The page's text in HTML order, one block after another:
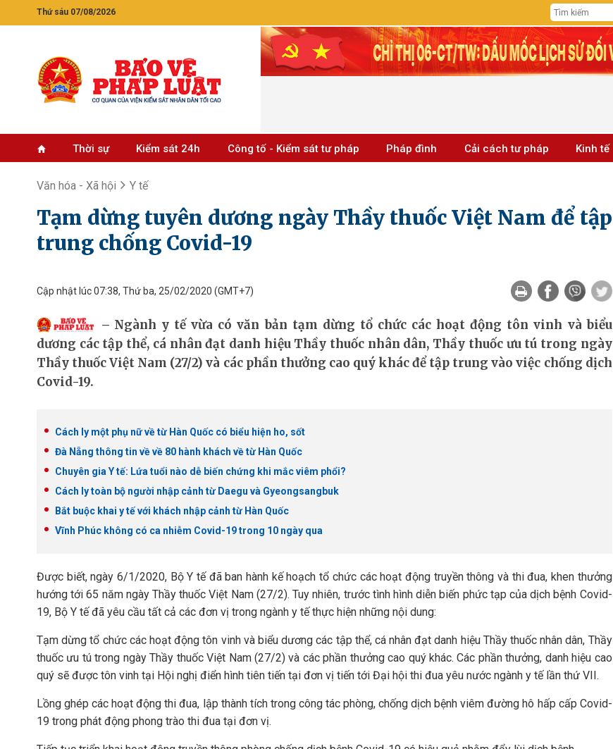
Thứ sáu 07/08/2026
Thời sự Kiểm sát 24h Công tố - Kiểm sát tư pháp Pháp đình Cải cách tư pháp Kinh tế
Văn hóa - Xã hội Y tế
Tạm dừng tuyên dương ngày Thầy thuốc Việt Nam để tập
trung chống Covid-19
Cập nhật lúc 07:38, Thứ ba, 25/02/2020 (GMT+7)
Ngành y tế vừa có văn bản tạm dừng tổ chức các hoạt động tôn vinh và biểu
dương các tập thể, cá nhân đạt danh hiệu Thầy thuốc nhân dân, Thầy thuốc ưu tú trong ngày
Thầy thuốc Việt Nam (27/2) và các phần thưởng cao quý khác để tập trung vào việc chống dịch
Covid-19.
Cách ly một phụ nữ về từ Hàn Quốc có biểu hiện ho, sốt
Đà Nẵng thông tin về về 80 hành khách về từ Hàn Quốc
Chuyên gia Y tế: Lứa tuổi nào dễ biến chứng khi mắc viêm phổi?
Cách ly toàn bộ người nhập cảnh từ Daegu và Gyeongsangbuk
Bắt buộc khai y tế với khách nhập cảnh từ Hàn Quốc
Vĩnh Phúc không có ca nhiễm Covid-19 trong 10 ngày qua
Được biết, ngày 6/1/2020, Bộ Y tế đã ban hành kế hoạch tổ chức các hoạt động truyền thông và thi đua, khen thưởng
hướng tới 65 năm ngày Thầy thuốc Việt Nam (27/2). Tuy nhiên, trước tình hình diễn biến phức tạp của dịch bệnh Covid-
19, Bộ Y tế đã yêu cầu tất cả các đơn vị trong ngành y tế thực hiện những nội dung:
Tạm dừng tổ chức các hoạt động tôn vinh và biểu dương các tập thể, cá nhân đạt danh hiệu Thầy thuốc nhân dân, Thầy
thuốc ưu tú trong ngày Thầy thuốc Việt Nam (27/2) và các phần thưởng cao quý khác. Các phần thưởng, danh hiệu cao
quý sẽ được tôn vinh tại Hội nghị điển hình tiên tiến tại đơn vị tiến tới Đại hội thi đua yêu nước ngành y tế lần thứ VII.
Lồng ghép các hoạt động thi đua, lập thành tích trong công tác phòng, chống dịch bệnh viêm đường hô hấp cấp Covid-
19 trong phát động phong trào thi đua tại đơn vị.